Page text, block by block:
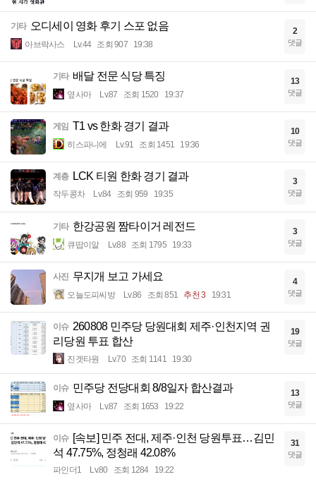
기타 오디세이 영화 후기 스포 없음
아브락사스 Lv.44 조회 907 19:38
2
댓글
기타 배달 전문 식당 특징
옆사마 Lv.87 조회 1520 19:37
13
댓글
게임 T1 vs 한화 경기 결과
히스파니에 Lv.91 조회 1451 19:36
10
댓글
계층 LCK 티원 한화 경기 결과
작두콩차 Lv.84 조회 959 19:35
3
댓글
기타 한강공원 짬타이거 레전드
큐땁이알 Lv.88 조회 1795 19:33
3
댓글
사진 무지개 보고 가세요
오늘도피씨방 Lv.86 조회 851 추천 3 19:31
4
댓글
이슈 260808 민주당 당원대회 제주·인천지역 권
리당원 투표 합산
진겟타원 Lv.70 조회 1141 19:30
19
댓글
이슈 민주당 전당대회 8/8일자 합산결과
옆사마 Lv.87 조회 1653 19:22
13
댓글
이슈 [속보] 민주 전대, 제주·인천 당원투표…김민
석 47.75%, 정청래 42.08%
파인더1 Lv.80 조회 1284 19:22
31
댓글